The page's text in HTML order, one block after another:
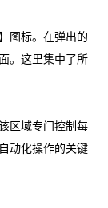
图标。在弹出的
。这里集中了所
区域专门控制每
动化操作的关键